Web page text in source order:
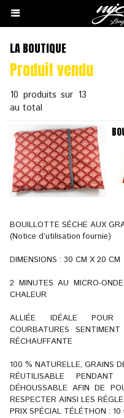
LA BOUTIQUE
Produit vendu
10 produits sur 13
au total
BOUILLOTTE SÈCHE AUX
(Notice d’utilisation fournie)
DIMENSIONS : 30 CM X 20 CM
2 MINUTES AU MICRO-
CHALEUR
ALLIÉE IDÉALE POUR
COURBATURES
RÉCHAUFFANTE
100 % NATURELLE, GRAINS
RÉUTILISABLE
DÉHOUSSABLE AFIN DE
RESPECTER AINSI LES
PRIX SPÉCIAL TÉLÉTHON : 10